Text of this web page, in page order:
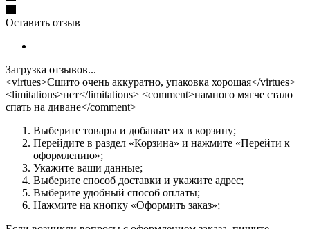
Оставить отзыв
Загрузка отзывов...
<virtues>Сшито очень аккуратно, упаковка хорошая</virtues>
<limitations>нет</limitations> <comment>намного мягче стало
спать на диване</comment>
Выберите товары и добавьте их в корзину;
Перейдите в раздел «Корзина» и нажмите «Перейти к
оформлению»;
Укажите ваши данные;
Выберите способ доставки и укажите адрес;
Выберите удобный способ оплаты;
Нажмите на кнопку «Оформить заказ»;